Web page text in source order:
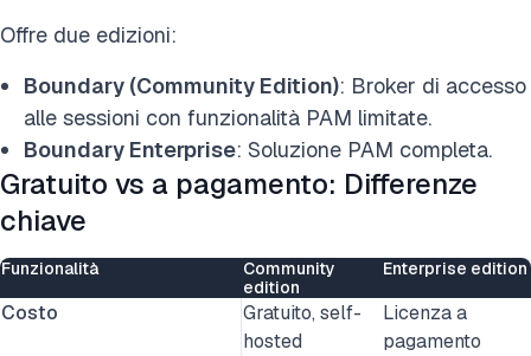
Offre due edizioni:
Boundary (Community Edition): Broker di accesso
alle sessioni con funzionalità PAM limitate.
Boundary Enterprise: Soluzione PAM completa.
Gratuito vs a pagamento: Differenze
chiave
Funzionalità
Community
edition
Enterprise edition
Costo
Gratuito, self-
hosted
Licenza a
pagamento